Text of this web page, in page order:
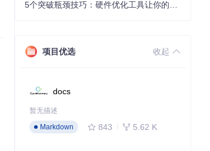
项目优选 收起
docs
暂无描述
Markdown
843 5.62 K